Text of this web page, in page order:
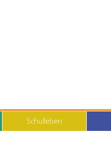
Schulleben